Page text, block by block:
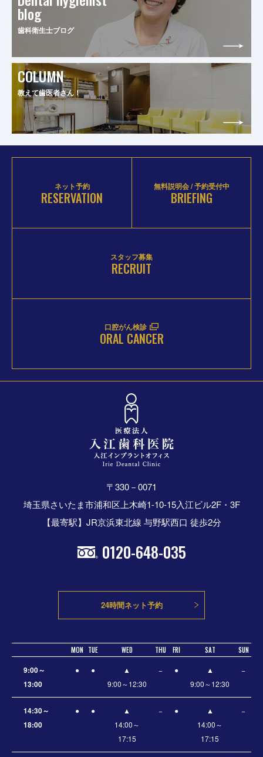
blog
歯科衛生士ブログ
COLUMN
教えて歯医者さん！
ネット予約
RESERVATION
無料説明会 / 予約受付中
BRIEFING
スタッフ募集
RECRUIT
口腔がん検診
ORAL CANCER
〒330－0071
埼玉県さいたま市浦和区上木崎1-10-15入江ビル2F・3F
【最寄駅】JR京浜東北線 与野駅西口 徒歩2分
0120-648-035
24時間ネット予約
MON TUE WED THU FRI SAT SUN
9:00～
13:00
● ●
▲
9:00～12:30
− ●
▲
9:00～12:30
−
14:30～
18:00
● ●
▲
14:00～
17:15
− ●
▲
14:00～
17:15
−